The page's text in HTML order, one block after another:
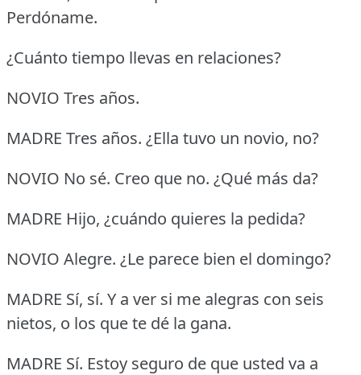
Perdóname.
¿Cuánto tiempo llevas en relaciones?
NOVIO Tres años.
MADRE Tres años. ¿Ella tuvo un novio, no?
NOVIO No sé. Creo que no. ¿Qué más da?
MADRE Hijo, ¿cuándo quieres la pedida?
NOVIO Alegre. ¿Le parece bien el domingo?
MADRE Sí, sí. Y a ver si me alegras con seis
nietos, o los que te dé la gana.
MADRE Sí. Estoy seguro de que usted va a